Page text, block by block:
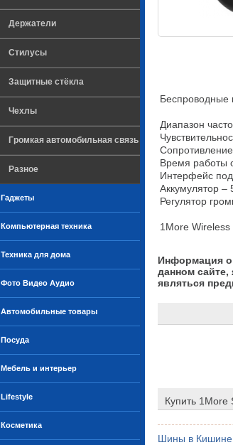
Держатели
Стилусы
Защитные стёкла
Чехлы
Громкая автомобильная связь
Разное
Гаджеты
Компьютерная техника
Техника для дома
Фото Видео Аудио
Автомобильные товары
Посуда
Мебель и интерьер
Lifestyle
Косметика
Беспроводные
Диапазон
Время работы
Интерфейс
Аккумулятор –
Регулятор
1More
Информация о
данном сайте,
являться
Купить
Шины в